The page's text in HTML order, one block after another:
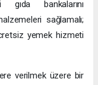
gıda bankalarını
sağlamalı;
yemek hizmeti
verilmek üzere bir